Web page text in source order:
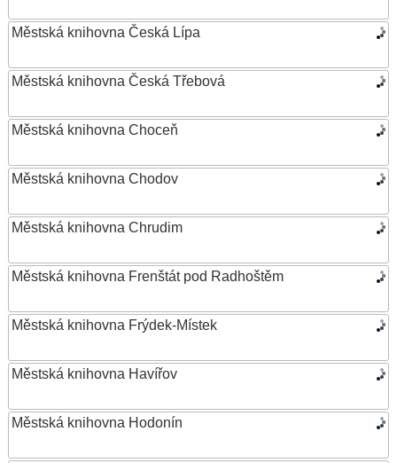
Městská knihovna Česká Lípa
Městská knihovna Česká Třebová
Městská knihovna Choceň
Městská knihovna Chodov
Městská knihovna Chrudim
Městská knihovna Frenštát pod Radhoštěm
Městská knihovna Frýdek-Místek
Městská knihovna Havířov
Městská knihovna Hodonín